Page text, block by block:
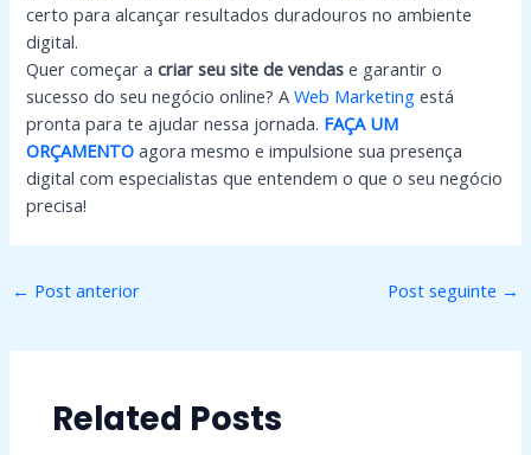
certo para alcançar resultados duradouros no ambiente
digital.
Quer começar acriar seu site de vendas e garantir o
sucesso do seu negócio online? AWeb Marketingestá
pronta para te ajudar nessa jornada. FAÇA UM
ORÇAMENTO agora mesmo e impulsione sua presença
digital com especialistas que entendem o que o seu negócio
precisa!
← Post anterior Post seguinte →
Related Posts